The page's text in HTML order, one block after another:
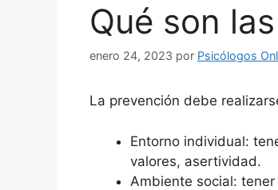
Qué son
enero 24, 2023 por Psicólogos
La prevención debe
Entorno individual:
valores, asertividad.
Ambiente social: